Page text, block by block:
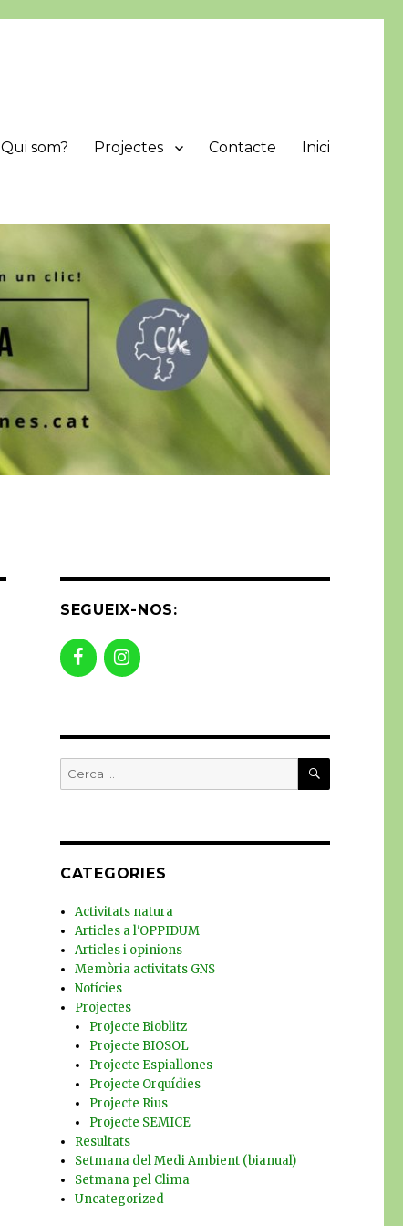
Qui som? Projectes Contacte Inici
SEGUEIX-NOS:
Buscar
per:
CERCA
CATEGORIES
Activitats natura
Articles a l'OPPIDUM
Articles i opinions
Memòria activitats GNS
Notícies
Projectes
Projecte Bioblitz
Projecte BIOSOL
Projecte Espiallones
Projecte Orquídies
Projecte Rius
Projecte SEMICE
Resultats
Setmana del Medi Ambient (bianual)
Setmana pel Clima
Uncategorized